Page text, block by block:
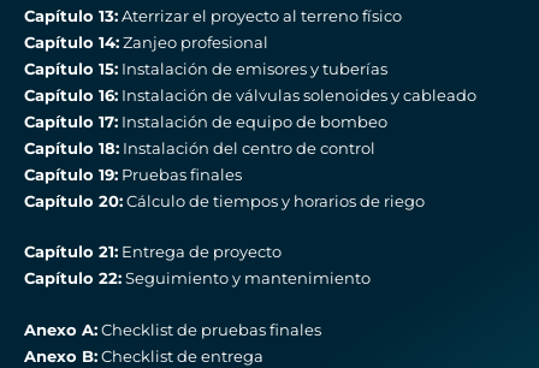
Capítulo 13:Aterrizar el proyecto al terreno físico
Capítulo 14:Zanjeo profesional
Capítulo 15: Instalación de emisores y tuberías
Capítulo 16: Instalación de válvulas solenoides y cableado
Capítulo 17: Instalación de equipo de bombeo
Capítulo 18: Instalación del centro de control
Capítulo 19: Pruebas finales
Capítulo 20:Cálculo de tiempos y horarios de riego
Capítulo 21: Entrega de proyecto
Capítulo 22:Seguimiento y mantenimiento
Anexo A:Checklist de pruebas finales
Anexo B:Checklist de entrega